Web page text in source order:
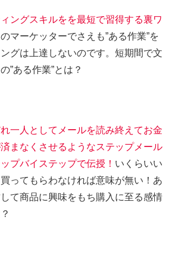
ングスキルをを最短で習得する裏ワ
マーケッターでさえも”ある作業”を
グは上達しないのです。短期間で文
”ある作業”とは？
一人としてメールを読み終えてお金
まなくさせるようなステップメール
プバイステップで伝授！ いくらいい
ってもらわなければ意味が無い！あ
て商品に興味をもち購入に至る感情